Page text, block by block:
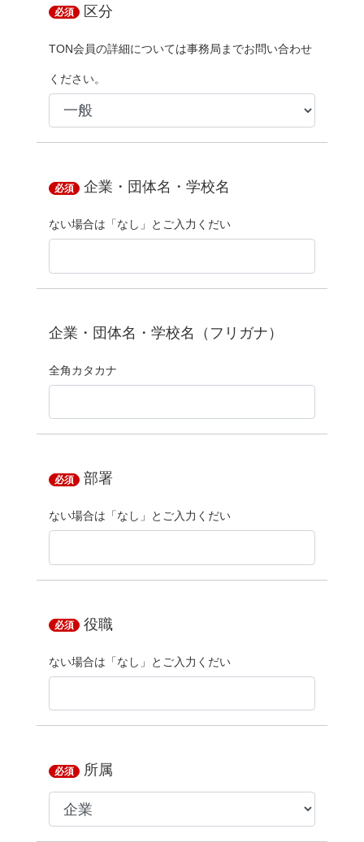
必須 区分
TON会員の詳細については事務局までお問い合わせ
ください。
必須 企業・団体名・学校名
ない場合は「なし」とご入力くだい
企業・団体名・学校名（フリガナ）
全角カタカナ
必須 部署
ない場合は「なし」とご入力くだい
必須 役職
ない場合は「なし」とご入力くだい
必須 所属